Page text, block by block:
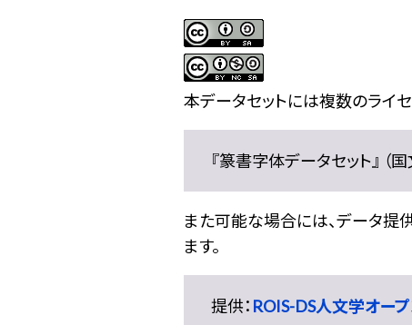
本データセットには複数のライ
『篆書字体データセット』
また可能な場合には、データ提
ます。
提供： ROIS-DS人文学オー